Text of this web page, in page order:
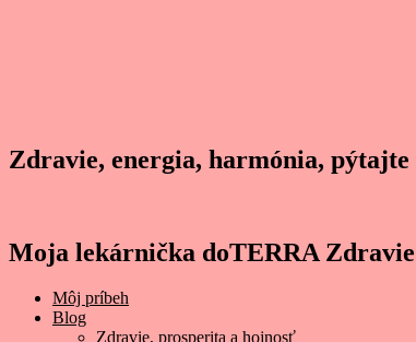
Zdravie, energia, harmónia, pýtajte
Moja lekárnička doTERRA
Môj príbeh
Blog
Zdravie, prosperita a hojnosť